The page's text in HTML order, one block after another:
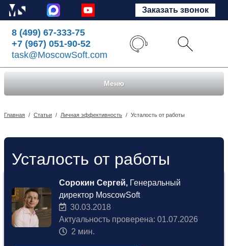
Заказать звонок
8 (499) 67-333-75
+7 (967) 051-90-52
task@MoscowSoft.com
Меню
Главная / Статьи / Личная эффективность / Усталость от работы
Усталость от работы
Сорокин Сергей, Генеральный
директор MoscowSoft
30.03.2018
Актуальность проверена: 01.07.2026
2 мин.